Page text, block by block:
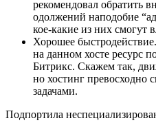
рекомендовал обратить
одолжений наподобие
кое-какие из них смогут
Хорошее
на данном хосте ресурс
Битрикс. Скажем так,
но хостинг превосходно
задачами.
Подпортила